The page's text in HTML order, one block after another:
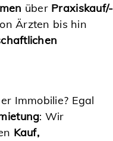
über Praxiskauf/-
Ärzten bis hin
Immobilie? Egal
: Wir
Kauf,